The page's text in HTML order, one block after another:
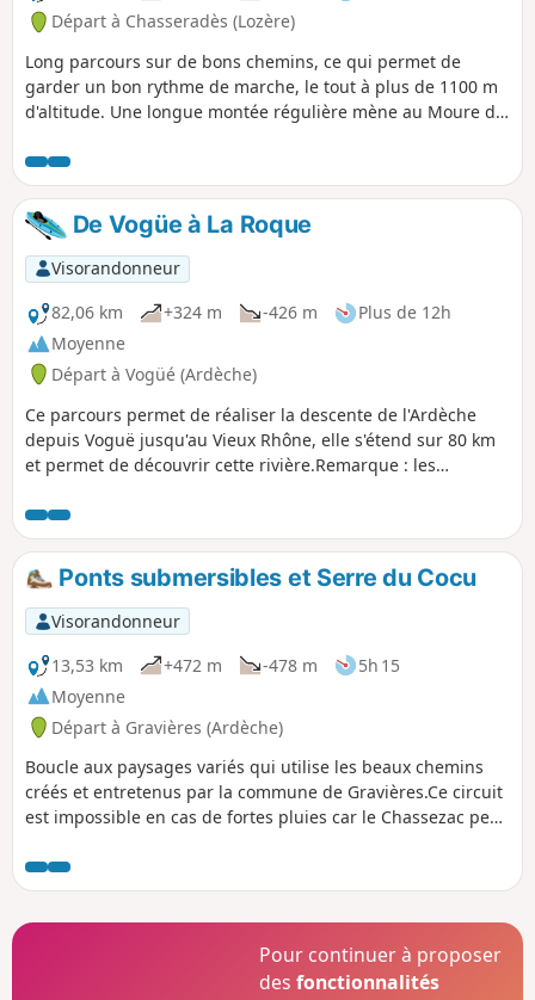
Départ à Chasseradès (Lozère)
Long parcours sur de bons chemins, ce qui permet de
garder un bon rythme de marche, le tout à plus de 1100 m
d'altitude. Une longue montée régulière mène au Moure de
jusqu'aux sources de l'Allier, avant d'entamer un long
périple dans la forêt. C'est frais, peut-être un peu monotone
(peu de points de vue), mais le parcours tortueux incite à
rester vigilant. Appli fortement conseillée. On chemine
ensuite le long de l'Allier pour rejoindre Chabalier. Fin de
parcours assez facile, mais chaud sur petites routes et bons
chemins.
De Vogüe à La Roque
Visorandonneur
82,06 km
+324 m -426 m
Plus de 12h
Moyenne
Départ à Vogüé (Ardèche)
Ce parcours permet de réaliser la descente de l'Ardèche
depuis Voguë jusqu'au Vieux Rhône, elle s'étend sur 80 km
et permet de découvrir cette rivière.Remarque : les
faits dans les gorges. Le vrai dénivelé étant de 140 m
négatifs.
Ponts submersibles et Serre du Cocu
Visorandonneur
13,53 km
+472 m -478 m
5h 15
Moyenne
Départ à Gravières (Ardèche)
Boucle aux paysages variés qui utilise les beaux chemins
créés et entretenus par la commune de Gravières.Ce circuit
est impossible en cas de fortes pluies car le Chassezac peut
d'eau à la Pontière, mais le passage était possible (j'ai tout
de même préféré enlever les chaussures). La météo
s'annonçant meilleure, ça devrait s'améliorer.
Pour continuer à proposer
desfonctionnalités